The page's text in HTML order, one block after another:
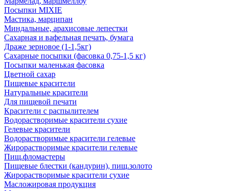
Посыпки MIXIE
Мастика, марципан
Миндальные, арахисовые лепестки
Сахарная и вафельная печать, бумага
Драже зерновое (1-1,5кг)
Сахарные посыпки (фасовка 0,75-1,5 кг)
Посыпки маленькая фасовка
Цветной сахар
Пищевые красители
Натуральные красители
Для пищевой печати
Красители с распылителем
Водорастворимые красители сухие
Гелевые красители
Водорастворимые красители гелевые
Жирорастворимые красители гелевые
Пищ.фломастеры
Пищевые блестки (кандурин), пищ.золото
Жирорастворимые красители сухие
Масложировая продукция